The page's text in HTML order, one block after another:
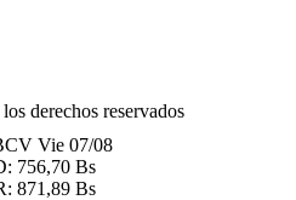
derechos reservados
Vie 07/08
756,70 Bs
871,89 Bs